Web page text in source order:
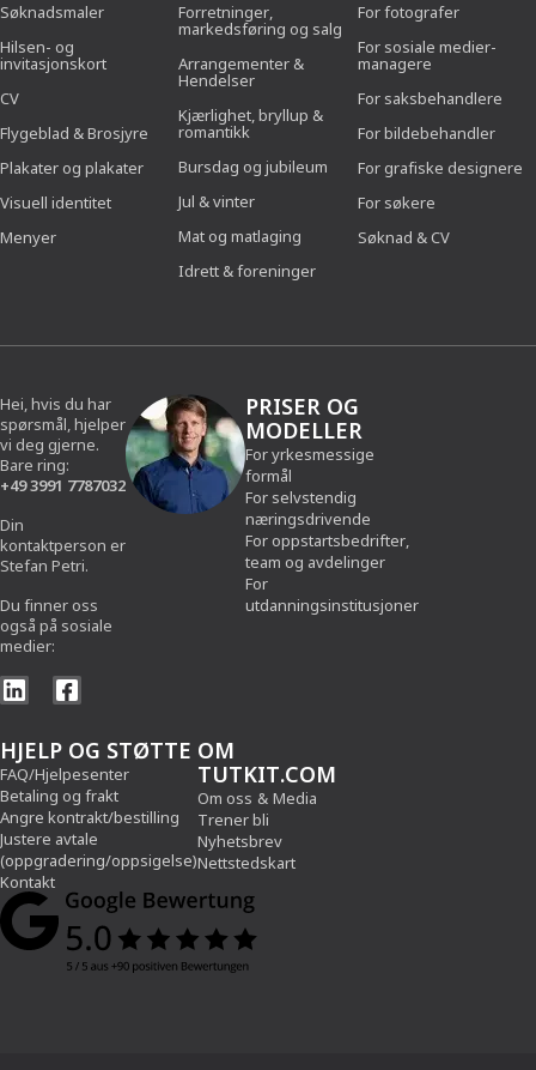
Søknadsmaler
Hilsen- og
invitasjonskort
CV
Flygeblad & Brosjyre
Plakater og plakater
Visuell identitet
Menyer
Forretninger,
markedsføring og salg
Arrangementer &
Hendelser
Kjærlighet, bryllup &
romantikk
Bursdag og jubileum
Jul & vinter
Mat og matlaging
Idrett & foreninger
For fotografer
For sosiale medier-
managere
For saksbehandlere
For bildebehandler
For grafiske designere
For søkere
Søknad & CV
Hei, hvis du har
spørsmål, hjelper
vi deg gjerne.
Bare ring:
+49 3991 7787032
Din
kontaktperson er
Stefan Petri.
Du finner oss
også på sosiale
medier:
PRISER OG
MODELLER
For yrkesmessige
formål
For selvstendig
næringsdrivende
For oppstartsbedrifter,
team og avdelinger
For
utdanningsinstitusjoner
HJELP OG STØTTE
FAQ/Hjelpesenter
Betaling og frakt
Angre kontrakt/bestilling
Justere avtale
(oppgradering/oppsigelse)
Kontakt
OM
TUTKIT.COM
Om oss & Media
Trener bli
Nyhetsbrev
Nettstedskart